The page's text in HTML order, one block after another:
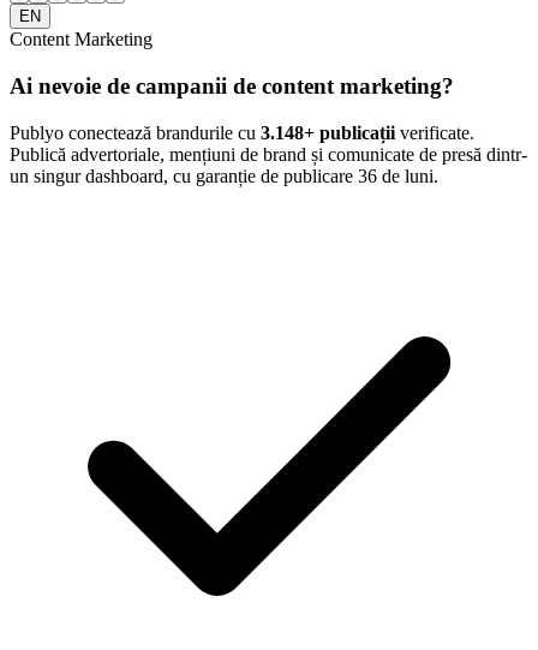
EN
Content Marketing
Ai nevoie de campanii de content marketing?
Publyo conectează brandurile cu 3.148+ publicații verificate.
Publică advertoriale, mențiuni de brand și comunicate de presă dintr-
un singur dashboard, cu garanție de publicare 36 de luni.